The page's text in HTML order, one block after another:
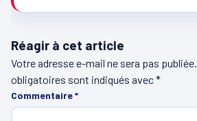
Réagir à cet article
Votre adresse e-mail ne sera pas publiée.
obligatoires sont indiqués avec*
Commentaire*